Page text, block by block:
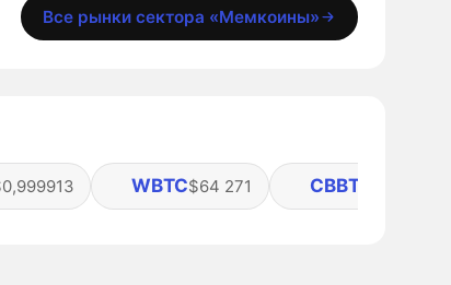
Все рынки сектора «Мемкоины»
WBTC$64 271 CBBTC